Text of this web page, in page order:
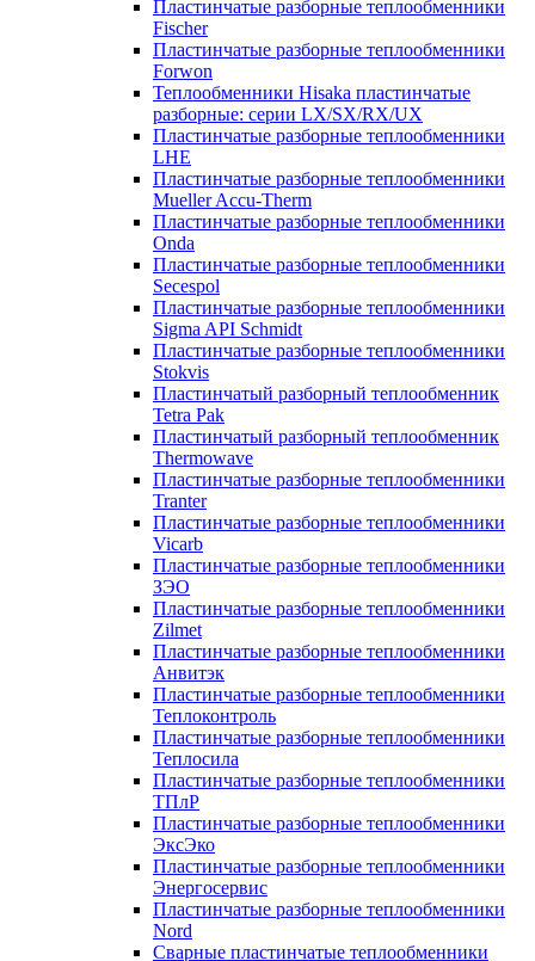
Пластинчатые разборные теплообменники
Fischer
Пластинчатые разборные теплообменники
Forwon
Теплообменники Hisaka пластинчатые
разборные: серии LX/SX/RX/UX
Пластинчатые разборные теплообменники
LHE
Пластинчатые разборные теплообменники
Mueller Accu-Therm
Пластинчатые разборные теплообменники
Onda
Пластинчатые разборные теплообменники
Secespol
Пластинчатые разборные теплообменники
Sigma API Schmidt
Пластинчатые разборные теплообменники
Stokvis
Пластинчатый разборный теплообменник
Tetra Pak
Пластинчатый разборный теплообменник
Thermowave
Пластинчатые разборные теплообменники
Tranter
Пластинчатые разборные теплообменники
Vicarb
Пластинчатые разборные теплообменники
ЗЭО
Пластинчатые разборные теплообменники
Zilmet
Пластинчатые разборные теплообменники
Анвитэк
Пластинчатые разборные теплообменники
Теплоконтроль
Пластинчатые разборные теплообменники
Теплосила
Пластинчатые разборные теплообменники
ТПлР
Пластинчатые разборные теплообменники
ЭксЭко
Пластинчатые разборные теплообменники
Энергосервис
Пластинчатые разборные теплообменники
Nord
Сварные пластинчатые теплообменники